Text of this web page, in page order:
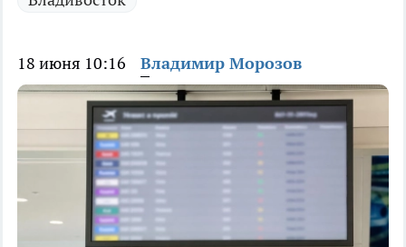
18 июня 10:16 Владимир Морозов